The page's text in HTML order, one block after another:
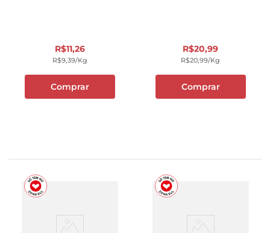
R$11,26
R$9,39/kg
Comprar
R$20,99
R$20,99/kg
Comprar